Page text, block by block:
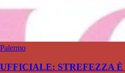
Palermo
UFFICIALE: STREFEZZA È